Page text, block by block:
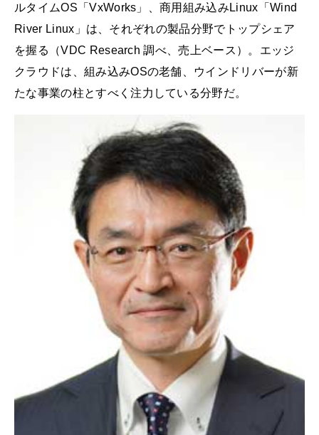
ルタイムOS「VxWorks」、商用組み込みLinux「Wind
River Linux」は、それぞれの製品分野でトップシェア
を握る（VDC Research 調べ、売上ベース）。エッジ
クラウドは、組み込みOSの老舗、ウインドリバーが新
たな事業の柱とすべく注力している分野だ。